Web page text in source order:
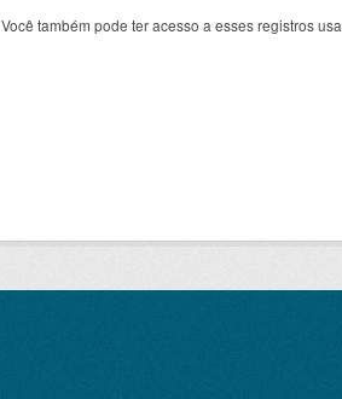
Você também pode ter acesso a esses registros